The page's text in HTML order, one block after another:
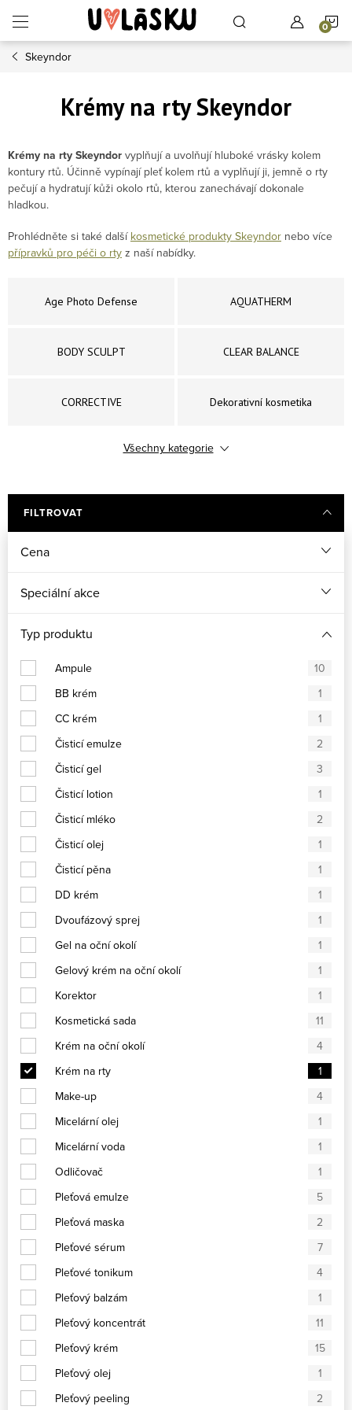
Skeyndor
Krémy na rty Skeyndor
Krémy na rty Skeyndor vyplňují a uvolňují hluboké vrásky kolem
kontury rtů. Účinně vypínají pleť kolem rtů a vyplňují ji, jemně o rty
pečují a hydratují kůži okolo rtů, kterou zanechávají dokonale
hladkou.
Prohlédněte si také další kosmetické produkty Skeyndor nebo více
přípravků pro péči o rty z naší nabídky.
Age Photo Defense AQUATHERM
BODY SCULPT CLEAR BALANCE
CORRECTIVE Dekorativní kosmetika
DERMAPEEL PROVšechny kategorie
FILTROVAT
Cena
Speciální akce
Typ produktu
Ampule
10
BB krém
1
CC krém
1
Čisticí emulze
2
Čisticí gel
3
Čisticí lotion
1
Čisticí mléko
2
Čisticí olej
1
Čisticí pěna
1
DD krém
1
Dvoufázový sprej
1
Gel na oční okolí
1
Gelový krém na oční okolí
1
Korektor
1
Kosmetická sada
11
Krém na oční okolí
4
Krém na rty
1
Make-up
4
Micelární olej
1
Micelární voda
1
Odličovač
1
Pleťová emulze
5
Pleťová maska
2
Pleťové sérum
7
Pleťové tonikum
4
Pleťový balzám
1
Pleťový koncentrát
11
Pleťový krém
15
Pleťový olej
1
Pleťový peeling
2